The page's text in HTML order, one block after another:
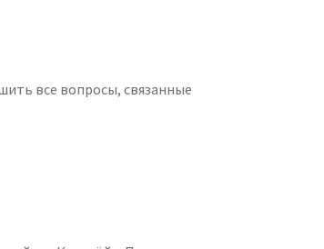
все вопросы, связанные